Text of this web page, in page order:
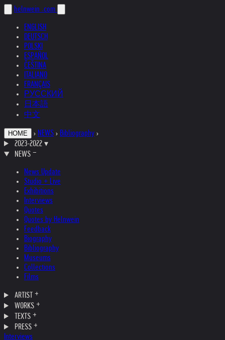
helnwein .com
ENGLISH
DEUTSCH
POLSKI
ESPAÑOL
ČEŠTINA
ITALIANO
FRANÇAIS
РУССКИЙ
日本語
中文
HOME › NEWS › Bibliography ›
2023-2022 ▾
NEWS
News Update
Studio + Live
Exhibitions
Interviews
Quotes
Quotes by Helnwein
Feedback
Biography
Bibliography
Museums
Collections
Films
ARTIST
WORKS
TEXTS
PRESS
Interviews